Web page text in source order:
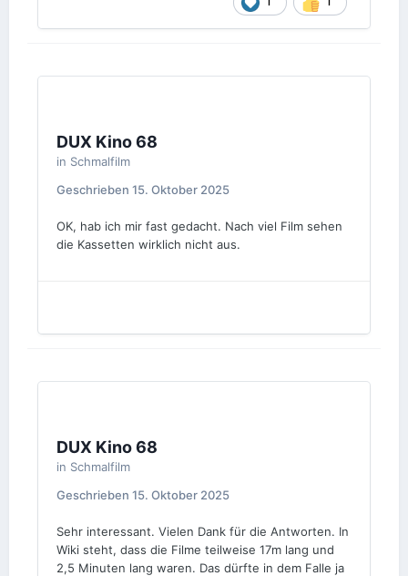
DUX Kino 68
in Schmalfilm
Geschrieben 15. Oktober 2025
OK, hab ich mir fast gedacht. Nach viel Film sehen
die Kassetten wirklich nicht aus.
DUX Kino 68
in Schmalfilm
Geschrieben 15. Oktober 2025
Sehr interessant. Vielen Dank für die Antworten. In
Wiki steht, dass die Filme teilweise 17m lang und
2,5 Minuten lang waren. Das dürfte in dem Falle ja